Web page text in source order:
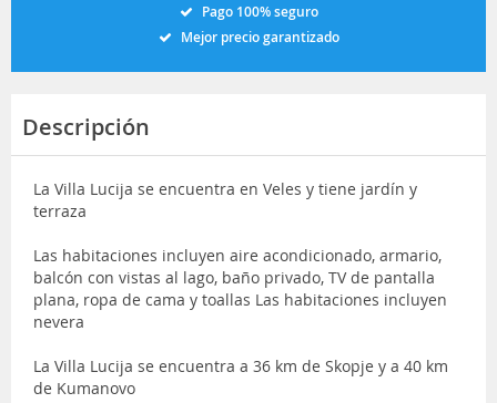
Pago 100% seguro
Mejor precio garantizado
Descripción
La Villa Lucija se encuentra en Veles y tiene jardín y
terraza
Las habitaciones incluyen aire acondicionado, armario,
balcón con vistas al lago, baño privado, TV de pantalla
plana, ropa de cama y toallas Las habitaciones incluyen
nevera
La Villa Lucija se encuentra a 36 km de Skopje y a 40 km
de Kumanovo